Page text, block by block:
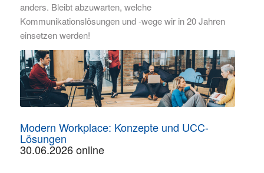
anders. Bleibt abzuwarten, welche
Kommunikationslösungen und -wege wir in 20 Jahren
einsetzen werden!
Modern Workplace: Konzepte und UCC-
Lösungen
30.06.2026 online